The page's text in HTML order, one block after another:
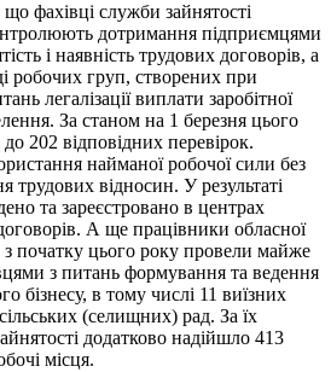
що фахівці служби зайнятості
дотримання підприємцями
і наявність трудових договорів, а
робочих груп, створених при
легалізації виплати заробітної
За станом на 1 березня цього
202 відповідних перевірок.
найманої робочої сили без
трудових відносин. У результаті
та зареєстровано в центрах
А ще працівники обласної
початку цього року провели майже
з питань формування та ведення
бізнесу, в тому числі 11 виїзних
(селищних) рад. За їх
додатково надійшло 413
місця.